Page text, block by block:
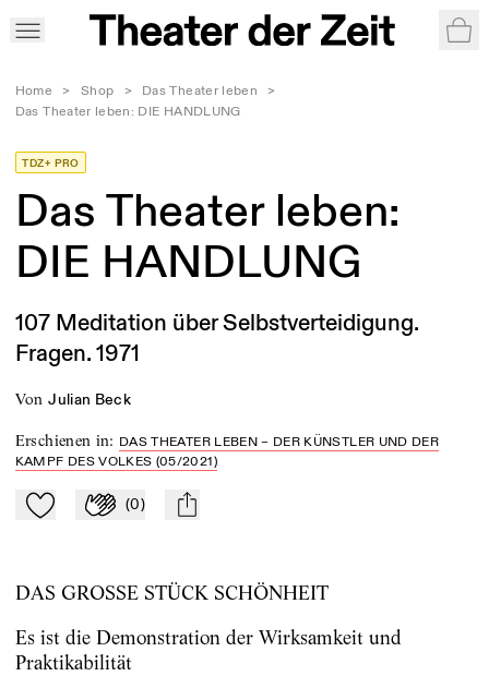
Home > Shop > Das Theater leben
>
Das Theater leben: DIE HANDLUNG
TDZ+ PRO
Das Theater leben:
DIE HANDLUNG
107 Meditation über Selbstverteidigung.
Fragen. 1971
von Julian Beck
Erschienen in: DAS THEATER LEBEN – DER KÜNSTLER UND DER
KAMPF DES VOLKES (05/2021)
Zu Mein-TdZ hinzufügen
Applaudieren
(0) mail
DAS GROSSE STÜCK SCHÖNHEIT
Es ist die Demonstration der Wirksamkeit und
Praktikabilität